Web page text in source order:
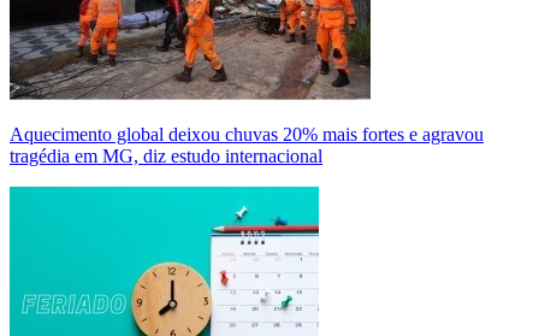
Aquecimento global deixou chuvas 20% mais fortes e agravou
tragédia em MG, diz estudo internacional